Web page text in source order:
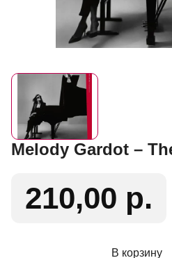
Melody Gardot –
210,00 р.
В корзину